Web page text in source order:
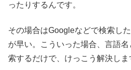
ったりするんです。
その場合はGoogleなどで検索し
が早い。こういった場合、言語
索するだけで、けっこう解決しま